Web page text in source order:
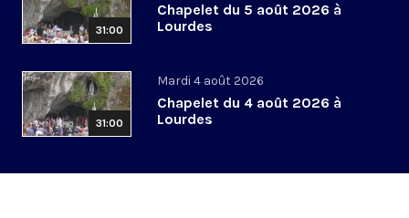
31:00
Chapelet du 5 août 2026 à
Lourdes
31:00
Mardi 4 août 2026
Chapelet du 4 août 2026 à
Lourdes